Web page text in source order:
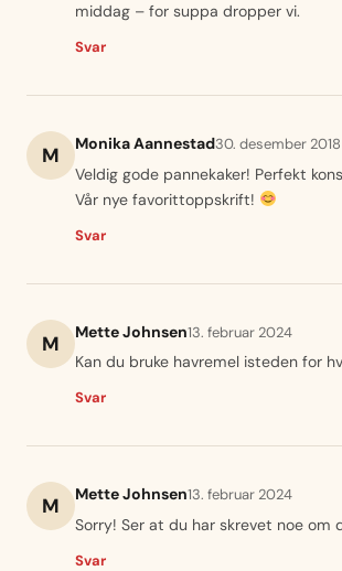
middag – for suppa dropper vi.
Svar
M Monika Aannestad30. desember 2018
Veldig gode pannekaker! Perfekt
Vår nye favorittoppskrift!
Svar
M Mette Johnsen13. februar 2024
Kan du bruke havremel isteden for
Svar
M Mette Johnsen13. februar 2024
Sorry! Ser at du har skrevet noe om
Svar